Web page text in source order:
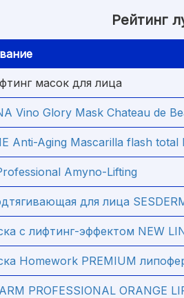
Рейтинг
масок для лица
Vino Glory Mask Chateau de
Anti-Aging Mascarilla flash total
Amyno-Lifting
для лица
с лифтинг-эффектом NEW
Homework PREMIUM
PROFESSIONAL ORANGE